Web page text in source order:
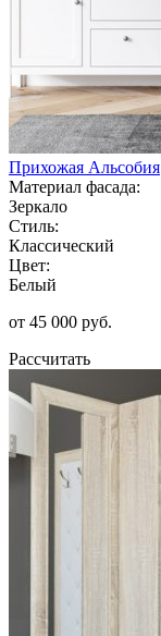
Прихожая Альсобия
Материал фасада:
Зеркало
Стиль:
Классический
Цвет:
Белый
от 45 000 руб.
Рассчитать